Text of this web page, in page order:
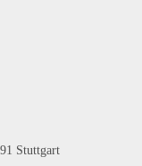
Stuttgart